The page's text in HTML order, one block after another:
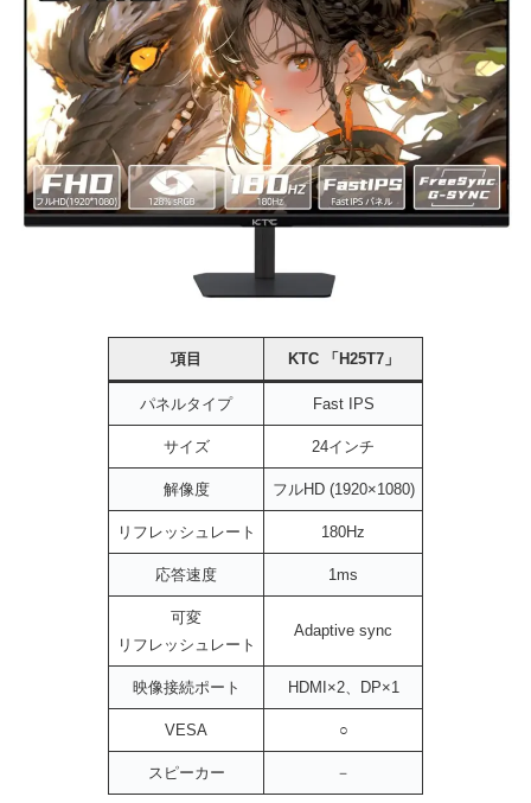
項目 KTC 「H25T7」
パネルタイプ Fast IPS
サイズ 24インチ
解像度 フルHD (1920×1080)
リフレッシュレート 180Hz
応答速度 1ms
可変
リフレッシュレート
Adaptive sync
映像接続ポート HDMI×2、DP×1
VESA ○
スピーカー －